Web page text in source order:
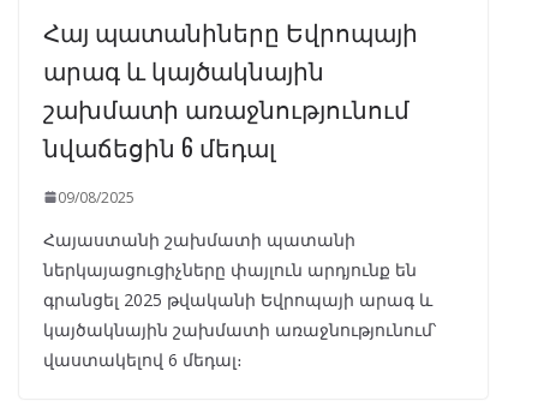
Հայ պատանիները Եվրոպայի
արագ և կայծակնային
շախմատի առաջնությունում
նվաճեցին 6 մեդալ
09/08/2025
Հայաստանի շախմատի պատանի
ներկայացուցիչները փայլուն արդյունք են
գրանցել 2025 թվականի Եվրոպայի արագ և
կայծակնային շախմատի առաջնությունում՝
վաստակելով 6 մեդալ։